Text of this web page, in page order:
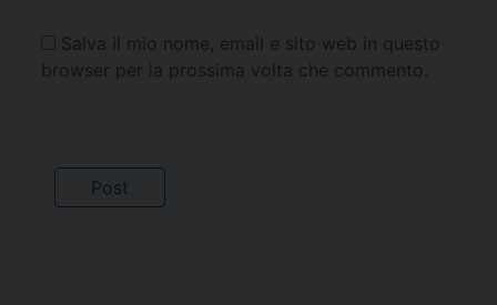
Salva il mio nome, email e sito web in questo
browser per la prossima volta che commento.